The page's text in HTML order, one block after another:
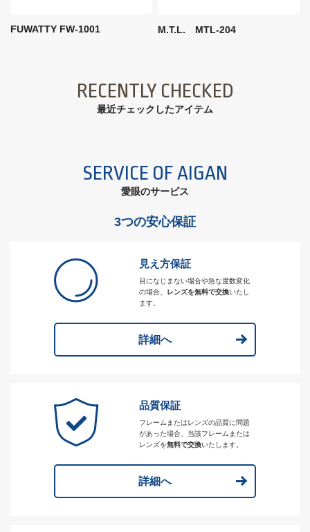
FUWATTY FW-1001 M.T.L. MTL-204
RECENTLY CHECKED
最近チェックしたアイテム
SERVICE OF AIGAN
愛眼のサービス
3つの安心保証
見え方保証
目になじまない場合や急な度数変化
の場合、
レンズを無料で交換いたし
ます。
詳細へ
品質保証
フレームまたはレンズの品質に問題
があった場合、当該フレームまたは
レンズを無料で交換いたします。
詳細へ